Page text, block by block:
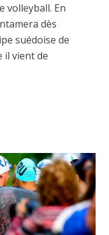
volleyball. En
dès
suédoise de
il vient de